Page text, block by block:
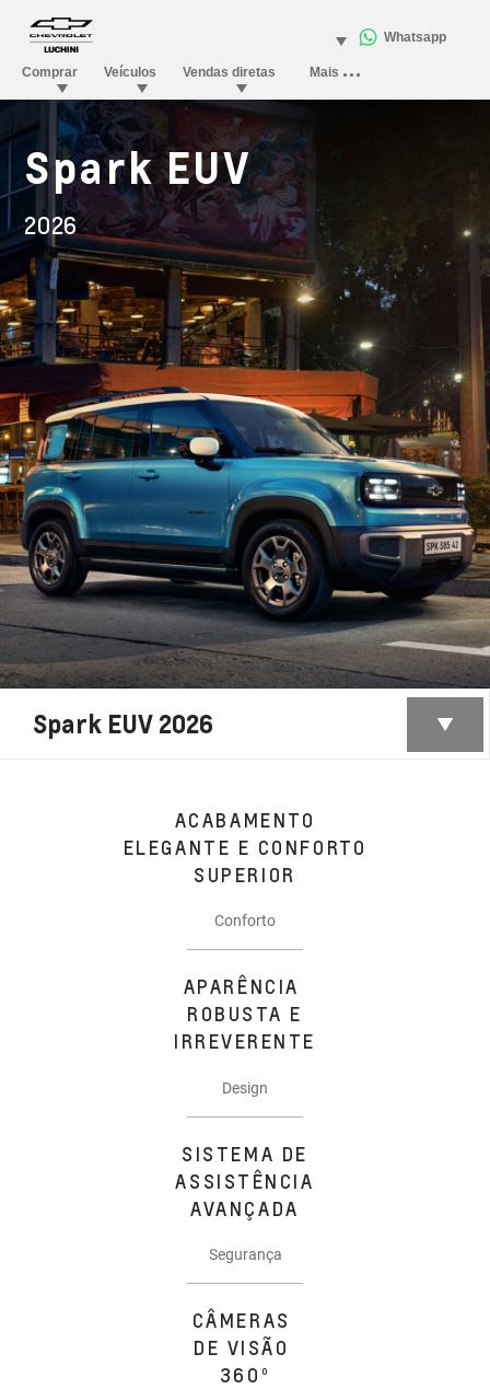
Spark EUV
2026
Spark EUV 2026
ACABAMENTO
ELEGANTE E CONFORTO
SUPERIOR
Conforto
APARÊNCIA
ROBUSTA E
IRREVERENTE
Design
SISTEMA DE
ASSISTÊNCIA
AVANÇADA
Segurança
CÂMERAS
DE VISÃO
360º